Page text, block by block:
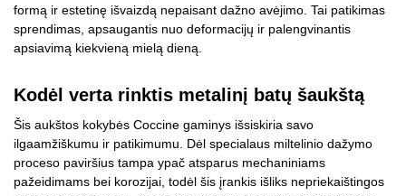
formą ir estetinę išvaizdą nepaisant dažno avėjimo. Tai patikimas
sprendimas, apsaugantis nuo deformacijų ir palengvinantis
apsiavimą kiekvieną mielą dieną.
Kodėl verta rinktis metalinį batų šaukštą
Šis aukštos kokybės Coccine gaminys išsiskiria savo
ilgaamžiškumu ir patikimumu. Dėl specialaus miltelinio dažymo
proceso paviršius tampa ypač atsparus mechaniniams
pažeidimams bei korozijai, todėl šis įrankis išliks nepriekaištingos